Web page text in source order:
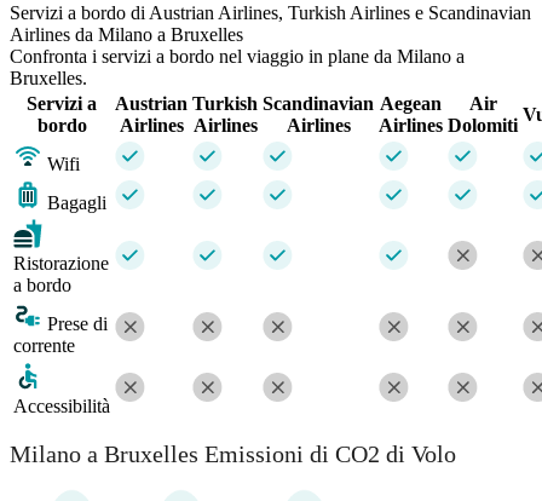
Servizi a bordo di Austrian Airlines, Turkish Airlines e Scandinavian
Airlines da Milano a Bruxelles
Confronta i servizi a bordo nel viaggio in plane da Milano a
Bruxelles.
Servizi a
bordo
Austrian
Airlines
Turkish
Airlines
Scandinavian
Airlines
Aegean
Airlines
Air
Dolomiti
Wifi
Bagagli
Ristorazione
a bordo
Prese di
corrente
Accessibilità
Milano a Bruxelles Emissioni di CO2 di Volo